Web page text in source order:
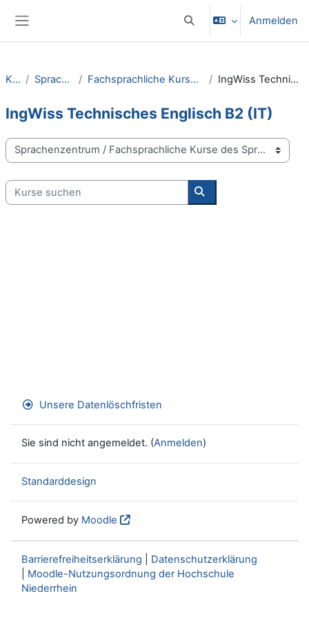
Sucheingabe umschalten
Anmelden
Kurse Sprachenzentrum Fachsprachliche Kurse des Sprachenzentrums KR IngWiss Technisches Englisch B2 (IT)
IngWiss Technisches Englisch B2 (IT)
Kursbereiche
Kurse suchen
Kurse suchen
Unsere Datenlöschfristen
Sie sind nicht angemeldet. (Anmelden)
Standarddesign
Powered by Moodle
Barrierefreiheitserklärung
Datenschutzerklärung
Moodle-Nutzungsordnung der Hochschule
Niederrhein